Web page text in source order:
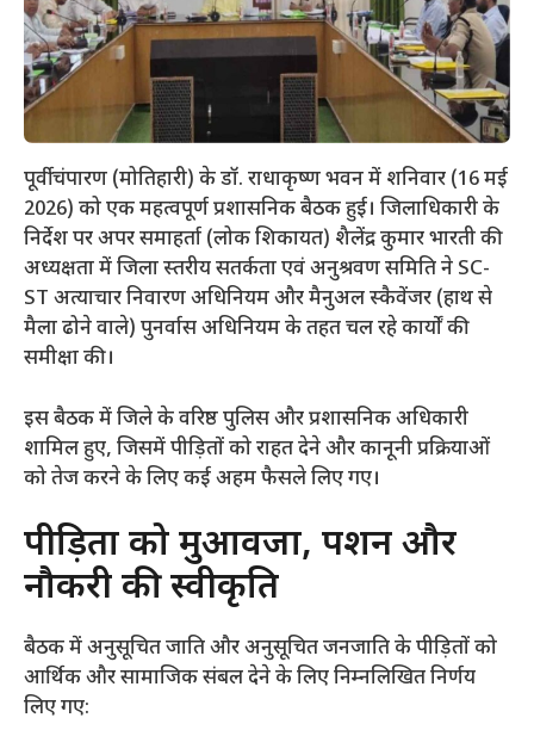
पूर्वी चंपारण (मोतिहारी) के डॉ. राधाकृष्ण भवन में शनिवार (16 मई
2026) को एक महत्वपूर्ण प्रशासनिक बैठक हुई। जिलाधिकारी के
निर्देश पर अपर समाहर्ता (लोक शिकायत) शैलेंद्र कुमार भारती की
अध्यक्षता में जिला स्तरीय सतर्कता एवं अनुश्रवण समिति ने SC-
ST अत्याचार निवारण अधिनियम और मैनुअल स्कैवेंजर (हाथ से
मैला ढोने वाले) पुनर्वास अधिनियम के तहत चल रहे कार्यों की
समीक्षा की।
​इस बैठक में जिले के वरिष्ठ पुलिस और प्रशासनिक अधिकारी
शामिल हुए, जिसमें पीड़ितों को राहत देने और कानूनी प्रक्रियाओं
को तेज करने के लिए कई अहम फैसले लिए गए।
​पीड़ितों को मुआवजा, पेंशन और
नौकरी की स्वीकृति
​बैठक में अनुसूचित जाति और अनुसूचित जनजाति के पीड़ितों को
आर्थिक और सामाजिक संबल देने के लिए निम्नलिखित निर्णय
लिए गए: